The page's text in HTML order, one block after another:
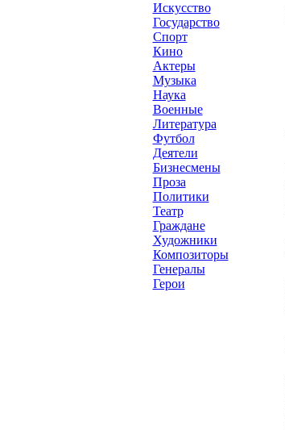
Искусство
Государство
Спорт
Кино
Актеры
Музыка
Наука
Военные
Литература
Футбол
Деятели
Бизнесмены
Проза
Политики
Театр
Граждане
Художники
Композиторы
Генералы
Герои